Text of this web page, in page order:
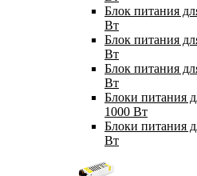
Блок питания
Вт
Блок питания
Вт
Блок питания
Вт
Блоки питания
1000 Вт
Блоки питания
Вт